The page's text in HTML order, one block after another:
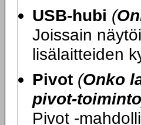
USB-hubi (
Joissain
lisälaitteiden
Pivot (Onko
pivot-
Pivot -